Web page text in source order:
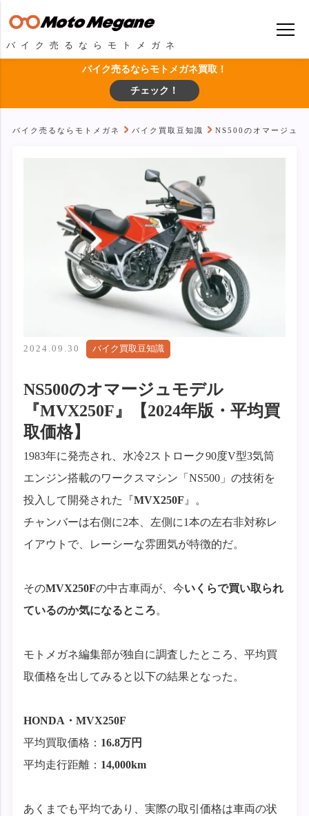
バイク売るならモトメガネ
バイク売るならモトメガネ買取！
チェック！
バイク売るならモトメガネ バイク買取豆知識 NS500のオマージュ
2024.09.30 バイク買取豆知識
NS500のオマージュモデル
『MVX250F』【2024年版・平均買
取価格】
1983年に発売され、水冷2ストローク90度V型3気筒
エンジン搭載のワークスマシン「NS500」の技術を
投入して開発された『MVX250F』。
チャンバーは右側に2本、左側に1本の左右非対称レ
イアウトで、レーシーな雰囲気が特徴的だ。
そのMVX250Fの中古車両が、今いくらで買い取られ
ているのか気になるところ。
モトメガネ編集部が独自に調査したところ、平均買
取価格を出してみると以下の結果となった。
HONDA・MVX250F
平均買取価格： 16.8万円
平均走行距離： 14,000km
あくまでも平均であり、実際の取引価格は車両の状